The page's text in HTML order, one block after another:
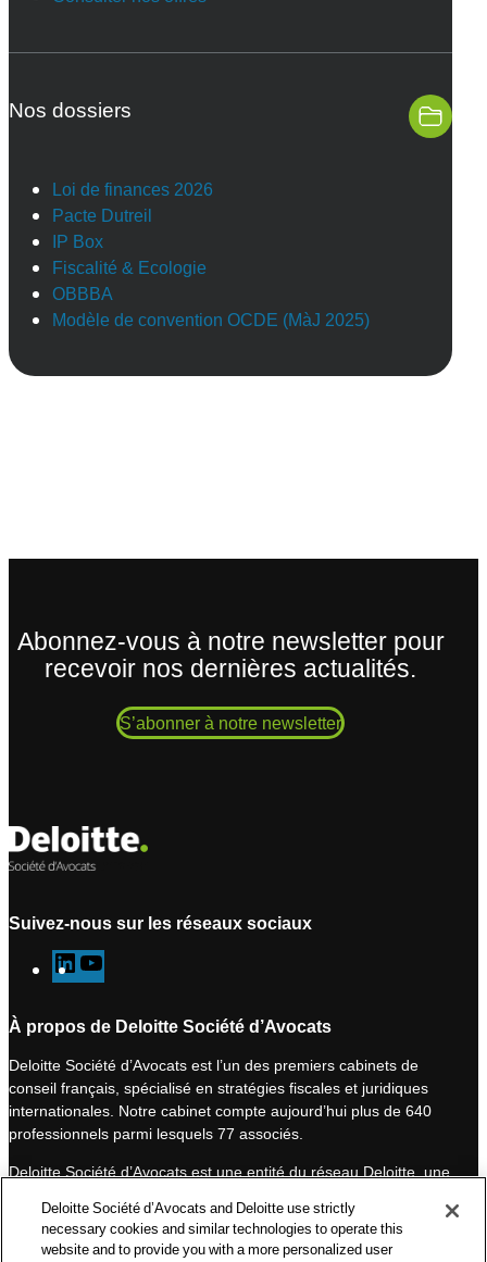
Nos dossiers
Loi de finances 2026
Pacte Dutreil
IP Box
Fiscalité & Ecologie
OBBBA
Modèle de convention OCDE (MàJ 2025)
Abonnez-vous à notre newsletter pour
recevoir nos dernières actualités.
S’abonner à notre newsletter
Suivez-nous sur les réseaux sociaux
L
i
k
e
d
I
n
o
T
u
b
e
À propos de Deloitte Société d’Avocats
Deloitte Société d’Avocats est l’un des premiers cabinets de
conseil français, spécialisé en stratégies fiscales et juridiques
internationales. Notre cabinet compte aujourd’hui plus de 640
professionnels parmi lesquels 77 associés.
Deloitte Société d’Avocats est une entité du réseau Deloitte, une
professionnels et à ce titre, travaille avec les 50 000 fiscalistes
et juristes de Deloitte situés dans 150 pays.
Deloitte Société d’Avocats and Deloitte use strictly
necessary cookies and similar technologies to operate this
website and to provide you with a more personalized user